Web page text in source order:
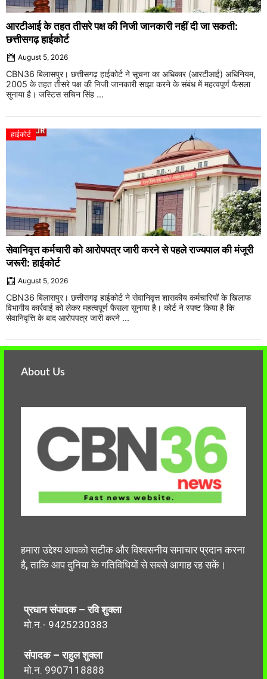
आरटीआई के तहत तीसरे पक्ष की निजी जानकारी नहीं दी जा सकती:
छत्तीसगढ़ हाईकोर्ट
August 5, 2026
CBN36 बिलासपुर। छत्तीसगढ़ हाईकोर्ट ने सूचना का अधिकार (आरटीआई) अधिनियम,
2005 के तहत तीसरे पक्ष की निजी जानकारी साझा करने के संबंध में महत्वपूर्ण फैसला
सुनाया है। जस्टिस सचिन सिंह ...
हाईकोर्ट
सेवानिवृत्त कर्मचारी को आरोपपत्र जारी करने से पहले राज्यपाल की मंजूरी
जरूरी: हाईकोर्ट
August 5, 2026
CBN36 बिलासपुर। छत्तीसगढ़ हाईकोर्ट ने सेवानिवृत्त शासकीय कर्मचारियों के खिलाफ
विभागीय कार्रवाई को लेकर महत्वपूर्ण फैसला सुनाया है। कोर्ट ने स्पष्ट किया है कि
सेवानिवृत्ति के बाद आरोपपत्र जारी करने ...
About Us
हमारा उद्देश्य आपको सटीक और विश्वसनीय समाचार प्रदान करना
है, ताकि आप दुनिया के गतिविधियों से सबसे आगाह रह सकें।
प्रधान संपादक – रवि शुक्ला
मो.न.- 9425230383
संपादक – राहुल शुक्ला
मो.न. 9907118888